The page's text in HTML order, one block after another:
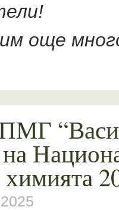
още
на